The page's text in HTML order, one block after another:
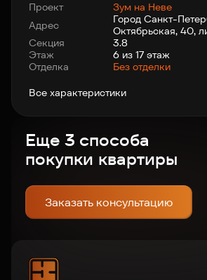
Проект
Зум на Неве
Адрес
Город Санкт-
Октябрьская, 40,
Секция
3.8
Этаж
6 из 17 этаж
Отделка
Без отделки
Все характеристики
Еще 3 способа
покупки квартиры
Заказать консультацию